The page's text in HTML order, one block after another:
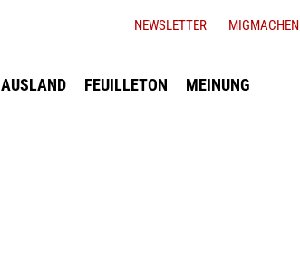
AUSLAND FEUILLETON MEINUNG
NEWSLETTER MIGMACHEN